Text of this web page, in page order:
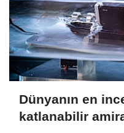
Dünyanın en
katlanabilir